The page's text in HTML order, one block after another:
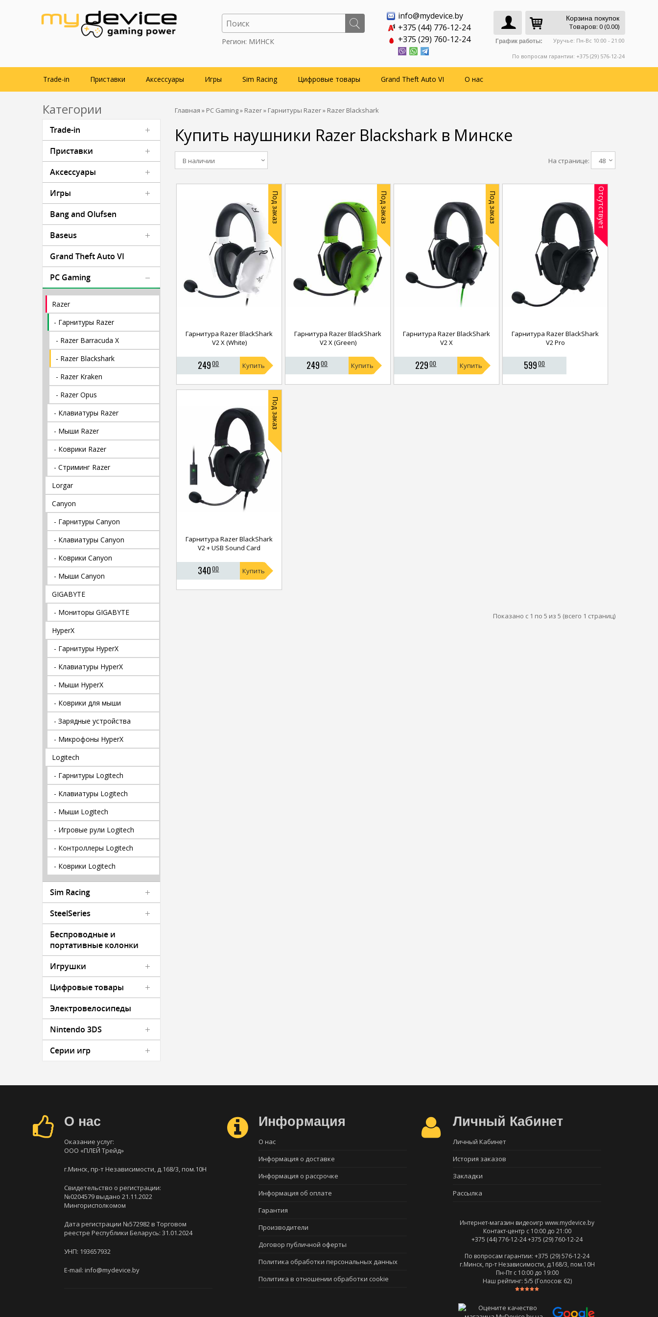
Регион: МИНСК
Корзина покупок
Товаров: 0 (0.00)
График работы: Уручье: Пн-Вс 10:00 - 21:00
По вопросам гарантии: +375 (29) 576-12-24
info@mydevice.by
+375 (44) 776-12-24
+375 (29) 760-12-24
Trade-in Приставки Аксессуары Игры Sim Racing Цифровые товары Grand Theft Auto VI О нас
Категории
Trade-in
Приставки
Аксессуары
Игры
Bang and Olufsen
Baseus
Grand Theft Auto VI
PC Gaming
Razer
- Гарнитуры Razer
- Razer Barracuda X
- Razer Blackshark
- Razer Kraken
- Razer Opus
- Клавиатуры Razer
- Мыши Razer
- Коврики Razer
- Стриминг Razer
Lorgar
Canyon
- Гарнитуры Canyon
- Клавиатуры Canyon
- Коврики Canyon
- Мыши Canyon
GIGABYTE
- Мониторы GIGABYTE
HyperX
- Гарнитуры HyperX
- Клавиатуры HyperX
- Мыши HyperX
- Коврики для мыши
- Зарядные устройства
- Микрофоны HyperX
Logitech
- Гарнитуры Logitech
- Клавиатуры Logitech
- Мыши Logitech
- Игровые рули Logitech
- Контроллеры Logitech
- Коврики Logitech
Sim Racing
SteelSeries
Беспроводные и
портативные колонки
Игрушки
Цифровые товары
Электровелосипеды
Nintendo 3DS
Серии игр
Главная » PC Gaming» Razer» Гарнитуры Razer» Razer Blackshark
Купить наушники Razer Blackshark в Минске
На странице: 48
В наличии
Под заказ
Гарнитура Razer BlackShark
V2 X (White)
249 00 Купить
Под заказ
Гарнитура Razer BlackShark
V2 X (Green)
249 00 Купить
Под заказ
Гарнитура Razer BlackShark
V2 X
229 00 Купить
Отсутствует
Гарнитура Razer BlackShark
V2 Pro
599 00
Под заказ
Гарнитура Razer BlackShark
V2 + USB Sound Card
340 00 Купить
Показано с 1 по 5 из 5 (всего 1 страниц)
О нас
Оказание услуг:
ООО «ПЛЕЙ Трейд»
г.Минск, пр-т Независимости, д.168/3, пом.10Н
Свидетельство о регистрации:
№0204579 выдано 21.11.2022
Мингорисполкомом
Дата регистрации №572982 в Торговом
реестре Республики Беларусь: 31.01.2024
УНП: 193657932
E-mail: info@mydevice.by
Информация
О нас
Информация о доставке
Информация о рассрочке
Информация об оплате
Гарантия
Производители
Договор публичной оферты
Политика обработки персональных данных
Политика в отношении обработки cookie
Личный Кабинет
Личный Кабинет
История заказов
Закладки
Рассылка
Интернет-магазин видеоигр www.mydevice.by
Контакт-центр с 10:00 до 21:00
+375 (44) 776-12-24+375 (29) 760-12-24
По вопросам гарантии: +375 (29) 576-12-24
г.Минск, пр-т Независимости, д.168/3, пом.10Н
Пн-Пт c 10:00 до 19:00
Наш рейтинг: 5/5 (Голосов: 62)